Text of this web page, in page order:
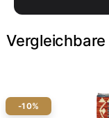
-10%